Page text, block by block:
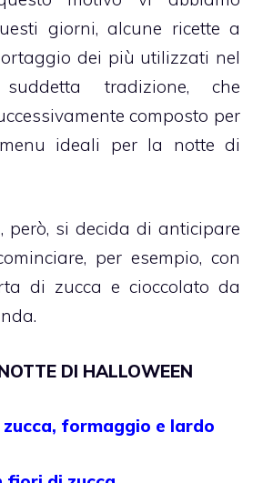
giorni, alcune ricette a
dei più utilizzati nel
tradizione, che
composto per
ideali per la notte di
però, si decida di anticipare
per esempio, con
di zucca e cioccolato da
DI HALLOWEEN
formaggio e lardo